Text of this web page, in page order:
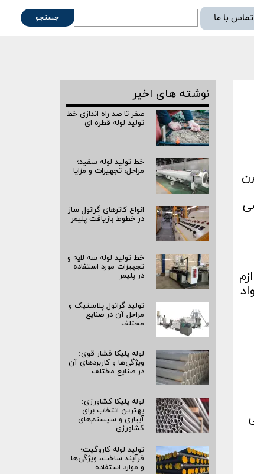
تماس با ما جستجو
نوشته های اخیر
صفر تا صد راه‌ اندازی خط
تولید لوله قطره ای
خط تولید لوله سفید؛
مراحل، تجهیزات و مزایا
انواع کاترهای گرانول ساز
در خطوط بازیافت پلیمر
خط تولید لوله سه لایه و
تجهیزات مورد استفاده
در پلیمر
تولید گرانول پلاستیک و
مراحل آن در صنایع
مختلف
لوله پلیکا فشار قوی:
ویژگی‌ها و کاربردهای آن
در صنایع مختلف
لوله پلیکا کشاورزی:
بهترین انتخاب برای
آبیاری و سیستم‌های
کشاورزی
تولید لوله کاروگیت؛
فرآیند ساخت، ویژگی‌ها
و موارد استفاده